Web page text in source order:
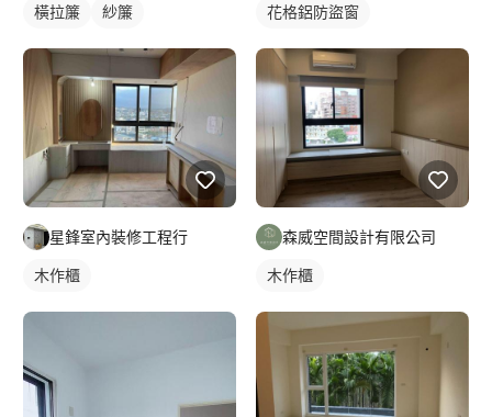
橫拉簾 紗簾
星鋒室內裝修工程行
木作櫃
花格鋁防盜窗
森威空間設計有限公司
木作櫃